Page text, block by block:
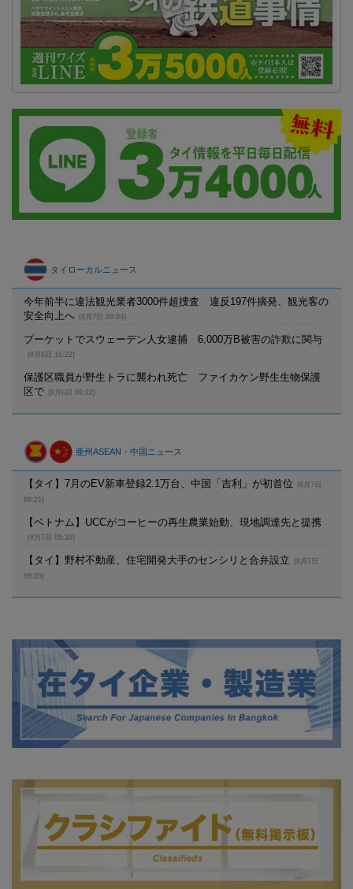
タイローカルニュース
今年前半に違法観光業者3000件超捜査 違反197件摘発、観光客の
安全向上へ
(8月7日 09:04)
プーケットでスウェーデン人女逮捕 6,000万B被害の詐欺に関与
(8月6日 16:22)
保護区職員が野生トラに襲われ死亡 ファイカケン野生生物保護
区で
(8月6日 09:22)
亜州ASEAN・中国ニュース
【タイ】7月のEV新車登録2.1万台、中国「吉利」が初首位
(8月7日
09:21)
【ベトナム】UCCがコーヒーの再生農業始動、現地調達先と提携
(8月7日 09:20)
【タイ】野村不動産、住宅開発大手のセンシリと合弁設立
(8月7日
09:20)